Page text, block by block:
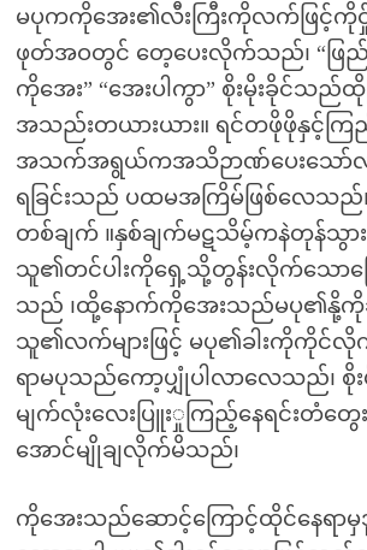
မပုကကိုအေး၏လီးကြီးကိုလက်ဖြင့်ကို
ဖုတ်အဝတွင် တေ့ပေးလိုက်သည်၊ “ဖြည်
ကိုအေး” “အေးပါကွာ” စိုးမိုးခိုင်သည်
အသည်းတယားယား။ ရင်တဖိုဖိုနှင့်က
အသက်အရွယ်ကအသိဉာဏ်ပေးသော်လ
ရခြင်းသည် ပထမအကြိမ်ဖြစ်လေသ
တစ်ချက် ။နှစ်ချက်မဋသိမ့်ကနဲတုန်သွ
သူ၏တင်ပါးကိုရှေ့သို့တွန်းလိုက်သောကြ
သည် ၊ထို့နောက်ကိုအေးသည်မပု၏နို့ကို
သူ၏လက်များဖြင့် မပု၏ခါးကိုကိုင်
ရာမပုသည်ကော့ပျှုံပါလာလေသည်၊ စို
မျက်လုံးလေးပြူးှုကြည့်နေရင်းတံ
အောင်မျိုချလိုက်မိသည်၊
ကိုအေးသည်ဆောင့်ကြောင့်ထိုင်နေရာ